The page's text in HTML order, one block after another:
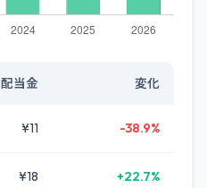
配当金 変化
¥11 -38.9%
¥18 +22.7%